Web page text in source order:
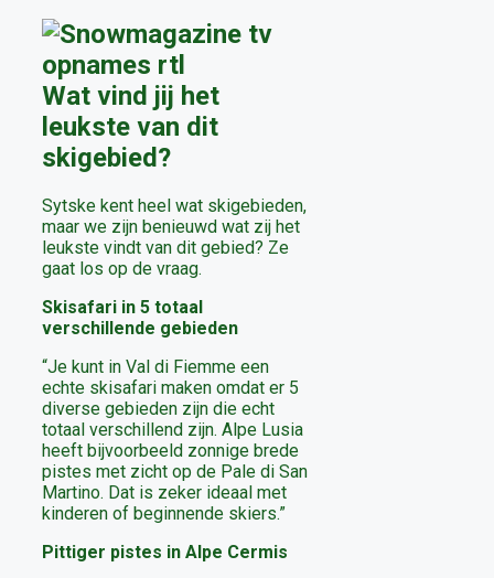
Wat vind jij het
leukste van dit
skigebied?
Sytske kent heel wat skigebieden,
maar we zijn benieuwd wat zij het
leukste vindt van dit gebied? Ze
gaat los op de vraag.
Skisafari in 5 totaal
verschillende gebieden
“Je kunt in Val di Fiemme een
echte skisafari maken omdat er 5
diverse gebieden zijn die echt
totaal verschillend zijn. Alpe Lusia
heeft bijvoorbeeld zonnige brede
pistes met zicht op de Pale di San
Martino. Dat is zeker ideaal met
kinderen of beginnende skiers.”
Pittiger pistes in Alpe Cermis